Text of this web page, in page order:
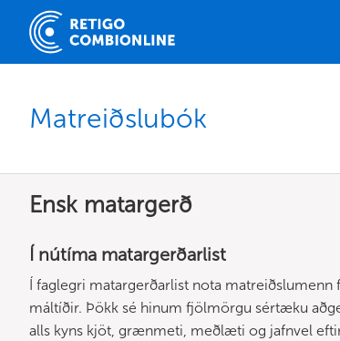
Matreiðslubók
Ensk matargerð
Í nútíma matargerðarlist
Í faglegri matargerðarlist nota
máltíðir. Þökk sé hinum fjölmörgu sértæku
alls kyns kjöt, grænmeti, meðlæti og jafnvel